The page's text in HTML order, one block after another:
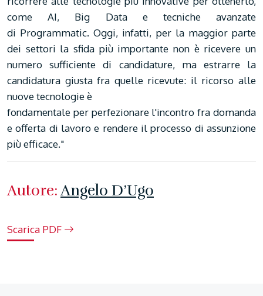
come AI, Big Data e tecniche avanzate
di Programmatic. Oggi, infatti, per la maggior parte
dei settori la sfida più importante non è ricevere un
numero sufficiente di candidature, ma estrarre la
candidatura giusta fra quelle ricevute: il ricorso alle
nuove tecnologie è
fondamentale per perfezionare l'incontro fra domanda
e offerta di lavoro e rendere il processo di assunzione
più efficace."
Autore:Angelo D’Ugo
Scarica PDF